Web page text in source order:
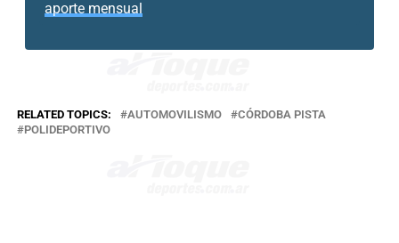
aporte mensual
RELATED TOPICS: AUTOMOVILISMO
CÓRDOBA PISTA
POLIDEPORTIVO